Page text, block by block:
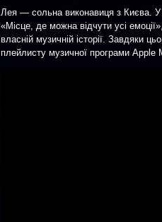
Лея — сольна виконавиця з Києва. У
«Місце, де можна відчути усі
власній музичній історії. Завдяки
плейлисту музичної програми Apple